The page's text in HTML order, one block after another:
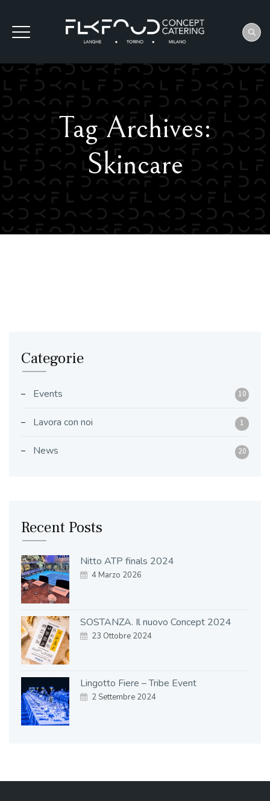
Tag Archives:
Skincare
Categorie
Events 10
Lavora con noi 1
News 20
Recent Posts
Nitto ATP finals 2024
4 Marzo 2026
SOSTANZA. Il nuovo Concept 2024
23 Ottobre 2024
Lingotto Fiere – Tribe Event
2 Settembre 2024